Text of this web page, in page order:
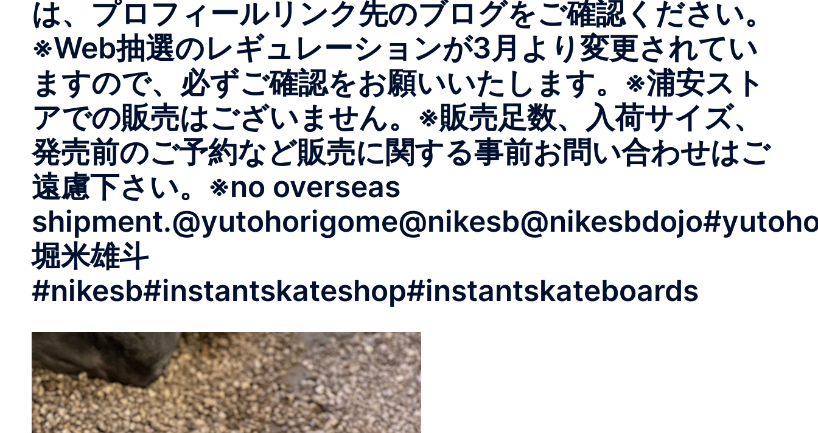
は、プロフィールリンク先のブログをご確認ください。
※Web抽選のレギュレーションが3月より変更されてい
ますので、必ずご確認をお願いいたします。※浦安スト
アでの販売はございません。※販売足数、入荷サイズ、
発売前のご予約など販売に関する事前お問い合わせはご
遠慮下さい。※no overseas
堀米雄斗
#nikesb#instantskateshop#instantskateboards